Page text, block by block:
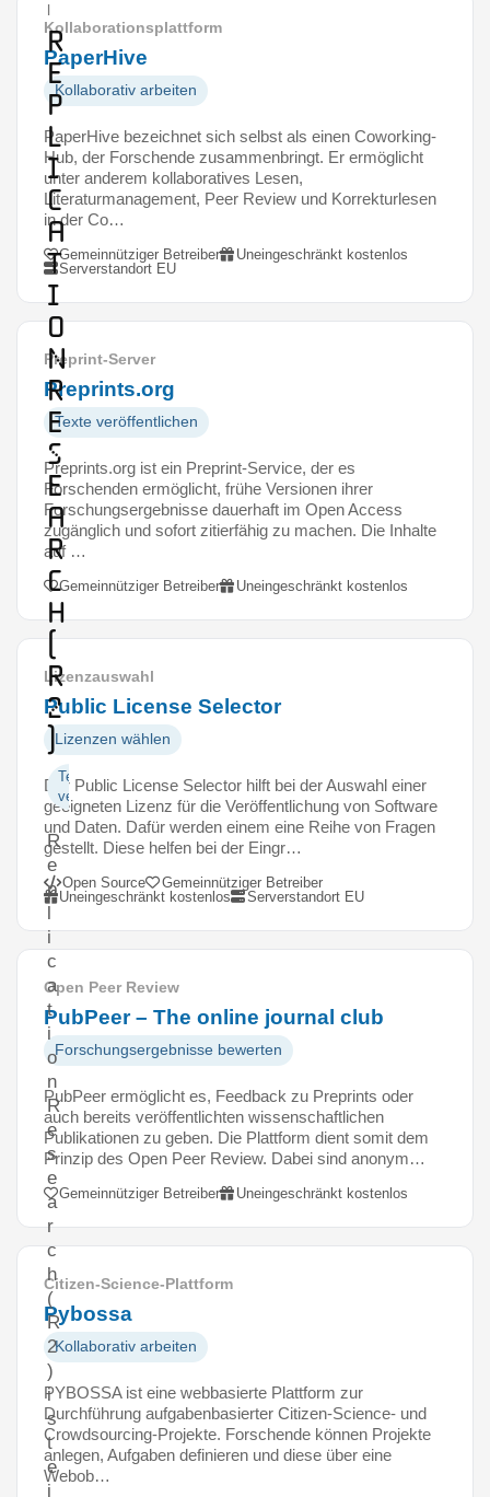
l
R
e
p
l
i
c
a
t
i
o
n
R
e
s
e
a
r
c
h
(
R
2
)
Texte
veröffentlichen
R
e
p
l
i
c
a
t
i
o
n
R
e
s
e
a
r
c
h
(
R
2
)
i
s
t
e
i
Kollaborationsplattform
PaperHive
Kollaborativ arbeiten
PaperHive bezeichnet sich selbst als einen Coworking-
Hub, der Forschende zusammenbringt. Er ermöglicht
unter anderem kollaboratives Lesen,
Literaturmanagement, Peer Review und Korrekturlesen
in der Co…
Gemeinnütziger Betreiber
Uneingeschränkt kostenlos
Serverstandort EU
Preprint-Server
Preprints.org
Texte veröffentlichen
Preprints.org ist ein Preprint-Service, der es
Forschenden ermöglicht, frühe Versionen ihrer
Forschungsergebnisse dauerhaft im Open Access
zugänglich und sofort zitierfähig zu machen. Die Inhalte
auf …
Gemeinnütziger Betreiber Uneingeschränkt kostenlos
Lizenzauswahl
Public License Selector
Lizenzen wählen
Der Public License Selector hilft bei der Auswahl einer
geeigneten Lizenz für die Veröffentlichung von Software
und Daten. Dafür werden einem eine Reihe von Fragen
gestellt. Diese helfen bei der Eingr…
Open Source
Gemeinnütziger Betreiber
Uneingeschränkt kostenlos
Serverstandort EU
Open Peer Review
PubPeer – The online journal club
Forschungsergebnisse bewerten
PubPeer ermöglicht es, Feedback zu Preprints oder
auch bereits veröffentlichten wissenschaftlichen
Publikationen zu geben. Die Plattform dient somit dem
Prinzip des Open Peer Review. Dabei sind anonym…
Gemeinnütziger Betreiber Uneingeschränkt kostenlos
Citizen-Science-Plattform
Pybossa
Kollaborativ arbeiten
PYBOSSA ist eine webbasierte Plattform zur
Durchführung aufgabenbasierter Citizen-Science- und
Crowdsourcing-Projekte. Forschende können Projekte
anlegen, Aufgaben definieren und diese über eine
Webob…